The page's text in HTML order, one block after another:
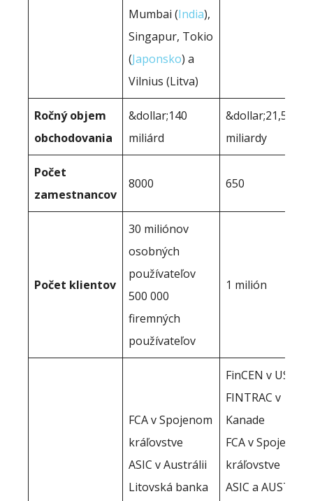
Mumbai (India),
Singapur, Tokio
(Japonsko) a
Vilnius (Litva)
Ročný objem
obchodovania
&dollar;140
miliárd
&dollar;21,5
miliardy
Počet
zamestnancov
8000 650
Počet klientov
30 miliónov
osobných
používateľov
500 000
firemných
používateľov
1 milión
FCA v Spojenom
kráľovstve
ASIC v Austrálii
Litovská banka
FinCEN v USA
FINTRAC v
Kanade
FCA v Spojenom
kráľovstve
ASIC a AUSTRAC